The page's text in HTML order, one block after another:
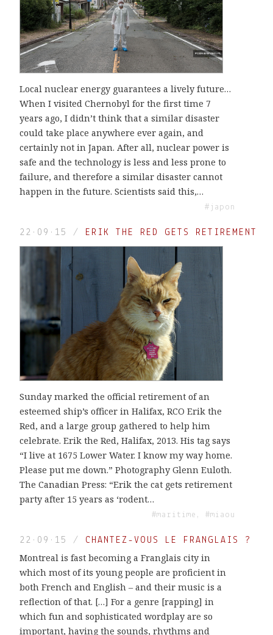
Local nuclear energy guarantees a lively future…
When I visited Chernobyl for the first time 7
years ago, I didn’t think that a similar disaster
could take place anywhere ever again, and
certainly not in Japan. After all, nuclear power is
safe and the technology is less and less prone to
failure, and therefore a similar disaster cannot
happen in the future. Scientists said this,…
#japon
22·09·15 / ERIK THE RED GETS RETIREMENT
Sunday marked the official retirement of an
esteemed ship’s officer in Halifax, RCO Erik the
Red, and a large group gathered to help him
celebrate. Erik the Red, Halifax, 2013. His tag says
“I live at 1675 Lower Water. I know my way home.
Please put me down.” Photography Glenn Euloth.
The Canadian Press: “Erik the cat gets retirement
party after 15 years as ‘rodent…
#maritime, #miaou
22·09·15 / CHANTEZ-VOUS LE FRANGLAIS ?
Montreal is fast becoming a Franglais city in
which most of its young people are proficient in
both French and English – and their music is a
reflection of that. […] For a genre [rapping] in
which fun and sophisticated wordplay are so
important, having the sounds, rhythms and